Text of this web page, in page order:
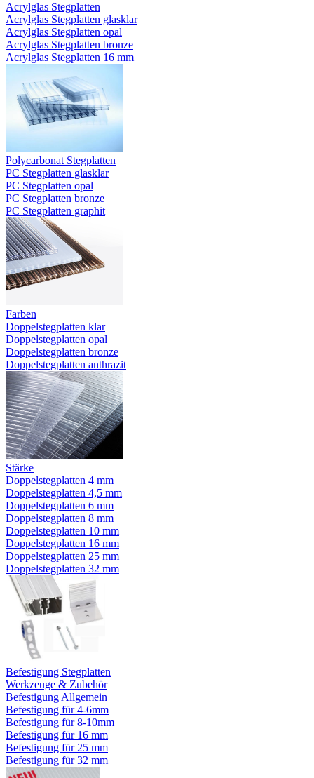
Acrylglas Stegplatten
Acrylglas Stegplatten glasklar
Acrylglas Stegplatten opal
Acrylglas Stegplatten bronze
Acrylglas Stegplatten 16 mm
Polycarbonat Stegplatten
PC Stegplatten glasklar
PC Stegplatten opal
PC Stegplatten bronze
PC Stegplatten graphit
Farben
Doppelstegplatten klar
Doppelstegplatten opal
Doppelstegplatten bronze
Doppelstegplatten anthrazit
Stärke
Doppelstegplatten 4 mm
Doppelstegplatten 4,5 mm
Doppelstegplatten 6 mm
Doppelstegplatten 8 mm
Doppelstegplatten 10 mm
Doppelstegplatten 16 mm
Doppelstegplatten 25 mm
Doppelstegplatten 32 mm
Befestigung Stegplatten
Werkzeuge & Zubehör
Befestigung Allgemein
Befestigung für 4-6mm
Befestigung für 8-10mm
Befestigung für 16 mm
Befestigung für 25 mm
Befestigung für 32 mm